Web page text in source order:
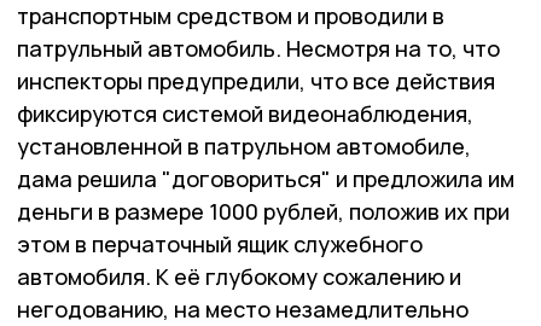
транспортным средством и проводили в
патрульный автомобиль. Несмотря на то, что
инспекторы предупредили, что все действия
фиксируются системой видеонаблюдения,
установленной в патрульном автомобиле,
дама решила "договориться" и предложила им
деньги в размере 1000 рублей, положив их при
этом в перчаточный ящик служебного
автомобиля. К её глубокому сожалению и
негодованию, на место незамедлительно